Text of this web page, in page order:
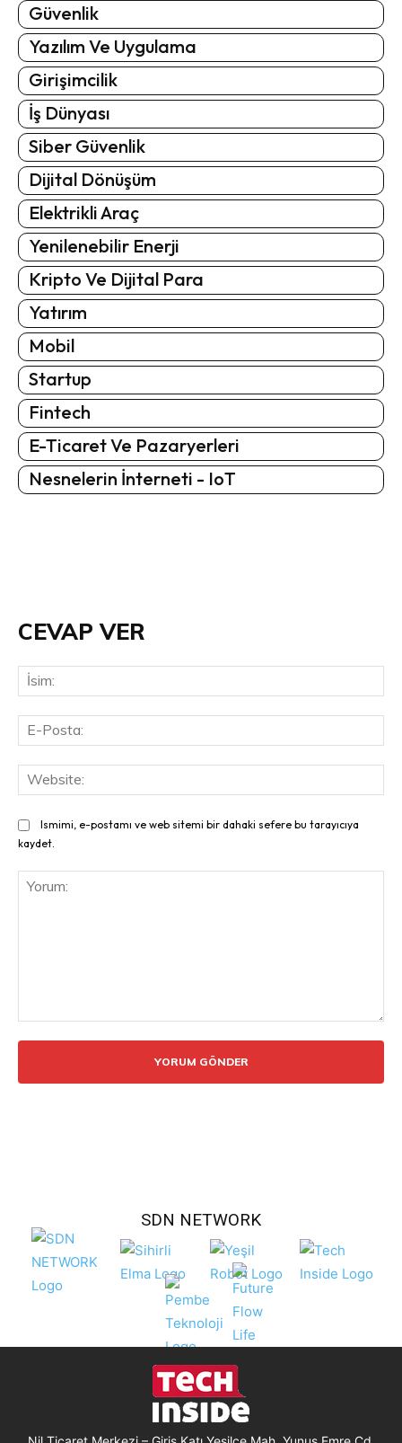
Güvenlik
Yazılım Ve Uygulama
Girişimcilik
İş Dünyası
Siber Güvenlik
Dijital Dönüşüm
Elektrikli Araç
Yenilenebilir Enerji
Kripto Ve Dijital Para
Yatırım
Mobil
Startup
Fintech
E-Ticaret Ve Pazaryerleri
Nesnelerin İnterneti - IoT
CEVAP VER
Ismimi, e-postamı ve web sitemi bir dahaki sefere bu tarayıcıya
kaydet.
SDN NETWORK